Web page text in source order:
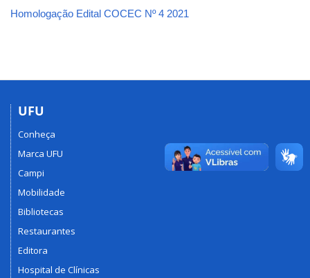
Homologação Edital COCEC Nº 4 2021
UFU
Conheça
Marca UFU
Campi
Mobilidade
Bibliotecas
Restaurantes
Editora
Hospital de Clínicas